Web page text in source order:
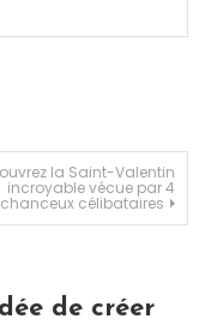
la Saint-Valentin
incroyable vécue par 4
chanceux célibataires
de créer